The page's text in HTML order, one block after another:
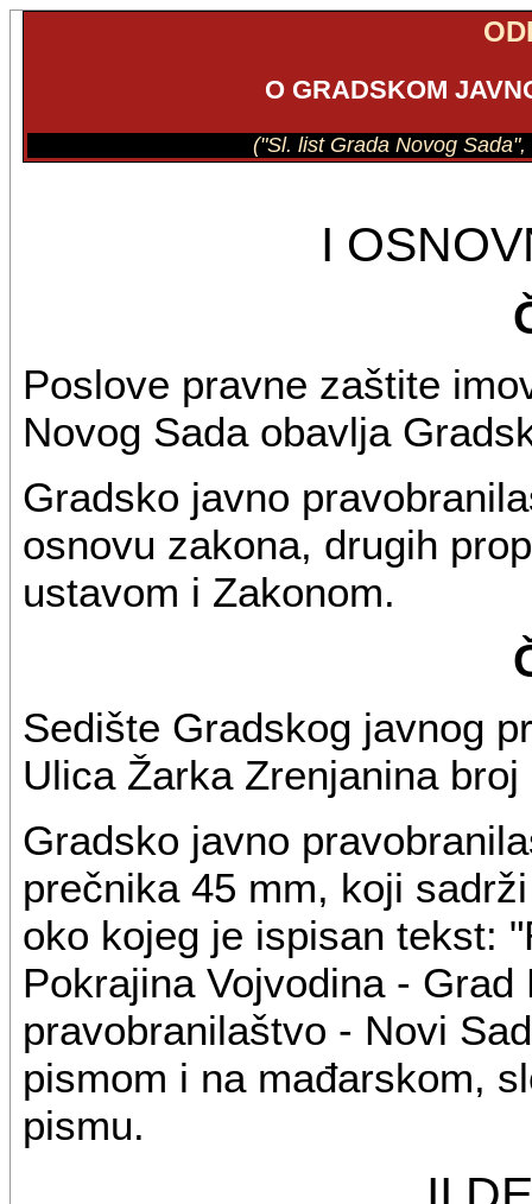
O GRADSKOM
("Sl. list Grada Novog
I
Poslove pravne zaštite
Novog Sada obavlja
Gradsko javno
osnovu zakona, drugih
ustavom i Zakonom.
Sedište Gradskog javnog
Ulica Žarka Zrenjanina broj
Gradsko javno
prečnika 45 mm, koji
oko kojeg je ispisan tekst:
Pokrajina Vojvodina -
pravobranilaštvo - Novi
pismom i na mađarskom,
pismu.